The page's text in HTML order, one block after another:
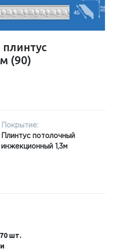
(90)
Покрытие:
Плинтус потолочный
инжекционный 1,3м
шт.